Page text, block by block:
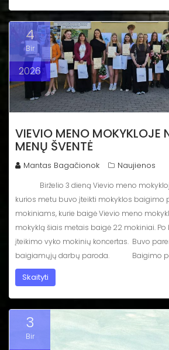
4
Bir
2026
VIEVIO MENO MOKYKLOJE
MENŲ ŠVENTĖ
Mantas Bagačionok Naujienos
Birželio 3 dieną Vievio meno
kurios metu buvo įteikti mokyklos baigimo
mokiniams, kurie baigė Vievio meno
mokyklą šiais metais baigė 22 mokiniai.
įteikimo vyko mokinių koncertas. Buvo
baigiamųjų darbų paroda. Baigimo
Skaityti
3
Bir